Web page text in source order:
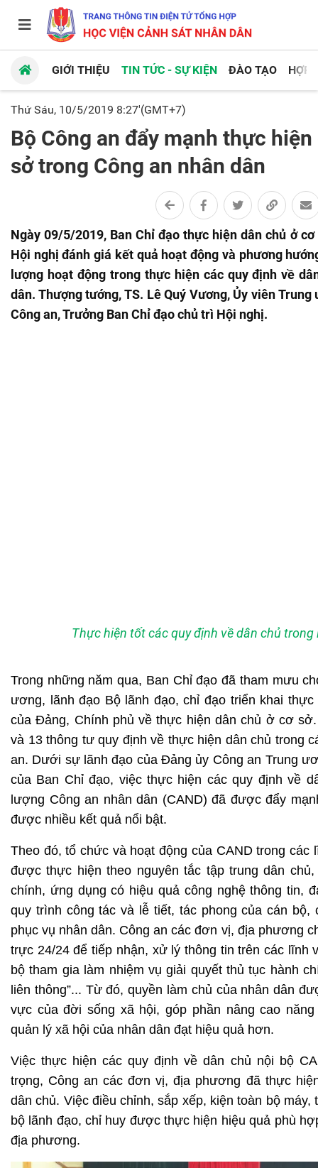
GIỚI THIỆU TIN TỨC - SỰ KIỆN ĐÀO TẠO HỢP
Thứ Sáu, 10/5/2019 8:27'(GMT+7)
Bộ Công an đẩy mạnh thực
sở trong Công an nhân dân
Ngày 09/5/2019, Ban Chỉ đạo thực hiện dân chủ ở
Hội nghị đánh giá kết quả hoạt động và phương
lượng hoạt động trong thực hiện các quy định về
dân. Thượng tướng, TS. Lê Quý Vương, Ủy viên
Công an, Trưởng Ban Chỉ đạo chủ trì Hội nghị.
Thực hiện tốt các quy định về dân chủ trong
Trong những năm qua, Ban Chỉ đạo đã tham mưu
ương, lãnh đạo Bộ lãnh đạo, chỉ đạo triển khai
của Đảng, Chính phủ về thực hiện dân chủ ở cơ
và 13 thông tư quy định về thực hiện dân chủ trong
an. Dưới sự lãnh đạo của Đảng ủy Công an Trung
của Ban Chỉ đạo, việc thực hiện các quy định về
lượng Công an nhân dân (CAND) đã được đẩy
được nhiều kết quả nổi bật.
Theo đó, tổ chức và hoạt động của CAND trong các
được thực hiện theo nguyên tắc tập trung dân
chính, ứng dụng có hiệu quả công nghệ thông tin,
quy trình công tác và lễ tiết, tác phong của cán bộ,
phục vụ nhân dân. Công an các đơn vị, địa phương
trực 24/24 để tiếp nhận, xử lý thông tin trên các lĩnh
bộ tham gia làm nhiệm vụ giải quyết thủ tục hành
liên thông”... Từ đó, quyền làm chủ của nhân dân
vực của đời sống xã hội, góp phần nâng cao
quản lý xã hội của nhân dân đạt hiệu quả hơn.
Việc thực hiện các quy định về dân chủ nội bộ
trọng, Công an các đơn vị, địa phương đã thực
dân chủ. Việc điều chỉnh, sắp xếp, kiện toàn bộ
bộ lãnh đạo, chỉ huy được thực hiện hiệu quả phù
địa phương.